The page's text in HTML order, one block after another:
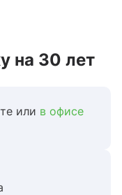
на 30 лет
или в офисе